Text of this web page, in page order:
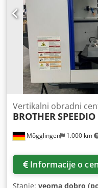
prostor: 1.640 k 2.100
Težina mašine: 2.250
9070 [bst.] PRIBOR -
Elektronski ručni točak
sonda uređaja:
variateur -Transporter -
Unutrašnje
- Ekstrakcija naftne
transformator - Držači
Mögglingen 1.000 km
Vertikalni obradni
BROTHER
Informacije o
Stanje: veoma dobro